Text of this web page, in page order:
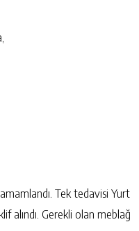
Tek tedavisi Yurt
alındı. Gerekli olan meblağ